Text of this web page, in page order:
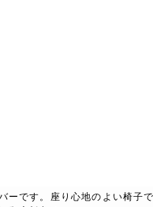
ーです。座り心地のよい椅子